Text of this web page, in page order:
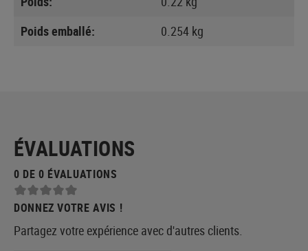
Poids emballé:
0.254 kg
ÉVALUATIONS
0 DE 0 ÉVALUATIONS
DONNEZ VOTRE AVIS !
Partagez votre expérience avec d'autres clients.